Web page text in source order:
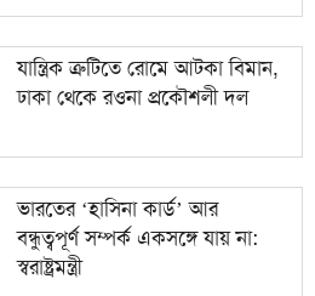
যান্ত্রিক ত্রুটিতে রোমে আটকা বিমান,
ঢাকা থেকে রওনা প্রকৌশলী দল
ভারতের ‘হাসিনা কার্ড’ আর
বন্ধুত্বপূর্ণ সম্পর্ক একসঙ্গে যায় না:
স্বরাষ্ট্রমন্ত্রী